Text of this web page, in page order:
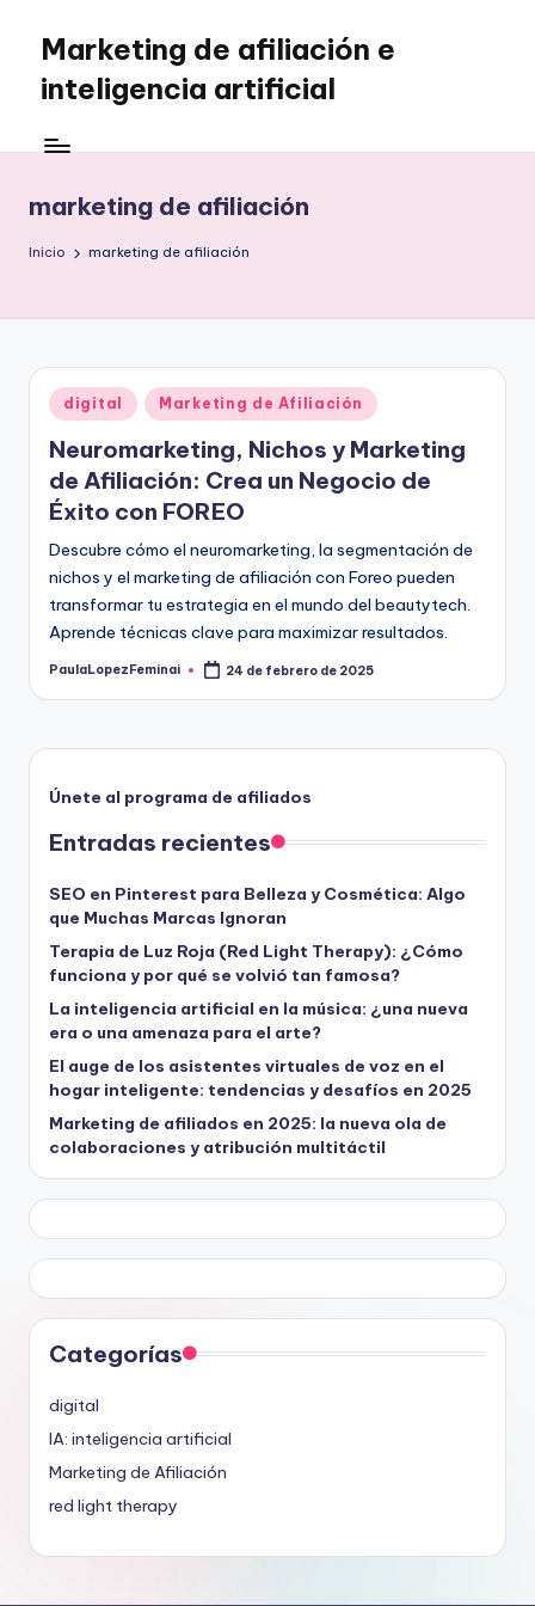
Saltar
contenido
Marketing de afiliación e
inteligencia artificial
marketing de afiliación
Inicio marketing de afiliación
Publicado
en
digital Marketing de Afiliación
Neuromarketing, Nichos y Marketing
de Afiliación: Crea un Negocio de
Éxito con FOREO
Descubre cómo el neuromarketing, la segmentación de
nichos y el marketing de afiliación con Foreo pueden
transformar tu estrategia en el mundo del beautytech.
Aprende técnicas clave para maximizar resultados.
Publicado
PaulaLopezFeminai 24 de febrero de 2025
Únete al programa de afiliados
Entradas recientes
SEO en Pinterest para Belleza y Cosmética: Algo
que Muchas Marcas Ignoran
Terapia de Luz Roja (Red Light Therapy): ¿Cómo
funciona y por qué se volvió tan famosa?
La inteligencia artificial en la música: ¿una nueva
era o una amenaza para el arte?
El auge de los asistentes virtuales de voz en el
hogar inteligente: tendencias y desafíos en 2025
Marketing de afiliados en 2025: la nueva ola de
colaboraciones y atribución multitáctil
Categorías
digital
IA: inteligencia artificial
Marketing de Afiliación
red light therapy